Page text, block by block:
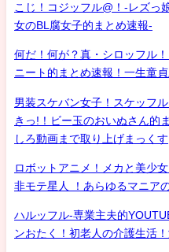
こじ！コジッフル@！-レズっ
女のBL腐女子的まとめ速報-
何だ！何が？真・シロッフ
ニート的まとめ速報！一生童貞
男装スケバン女子！スケッフ
きっ!！ビー玉のおいぬさん
しろ動画まで取り上げまっくす
ロボットアニメ！メカと美少
非モテ星人 ！あらゆるマニア
ハルッフル-専業主夫的
ンおたく！初老人の介護生活